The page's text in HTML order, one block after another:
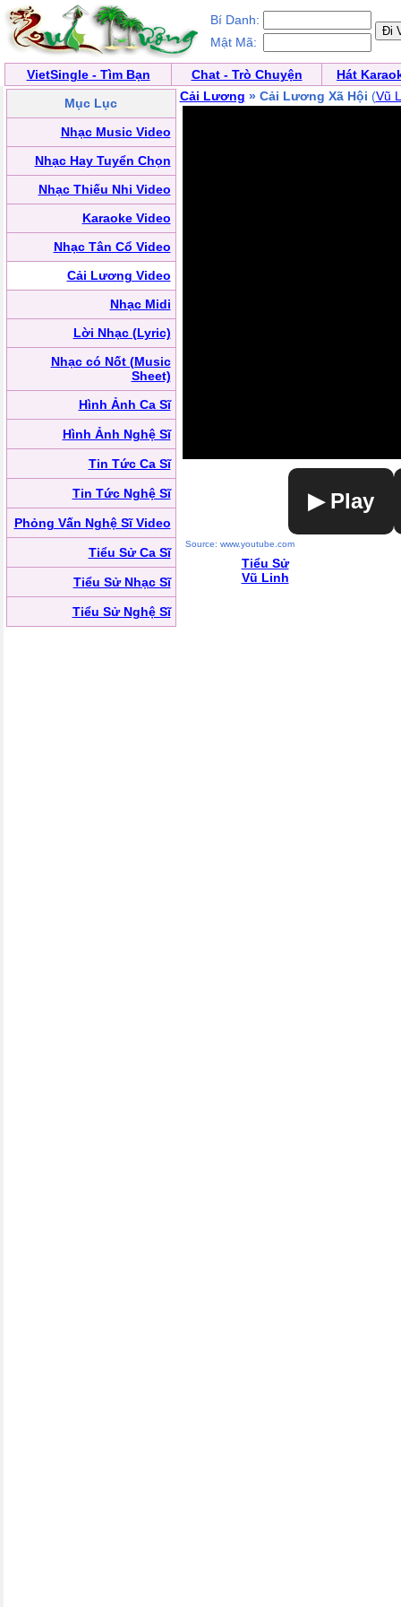
Bí Danh:
Mật Mã:
VietSingle - Tìm Bạn Chat - Trò Chuyện
Hát
Mục Lục
Nhạc Music Video
Nhạc Hay Tuyển Chọn
Nhạc Thiếu Nhi Video
Karaoke Video
Nhạc Tân Cổ Video
Cải Lương Video
Nhạc Midi
Lời Nhạc (Lyric)
Nhạc có Nốt (Music
Sheet)
Hình Ảnh Ca Sĩ
Hình Ảnh Nghệ Sĩ
Tin Tức Ca Sĩ
Tin Tức Nghệ Sĩ
Phỏng Vấn Nghệ Sĩ Video
Tiểu Sử Ca Sĩ
Tiểu Sử Nhạc Sĩ
Tiểu Sử Nghệ Sĩ
Cải Lương » Cải Lương Xã Hội (Vũ
▶ Play
Source: www.youtube.com
Tiểu Sử
Vũ Linh